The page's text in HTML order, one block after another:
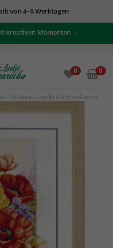
von 4–8 Werktagen
kreativen Momenten →
0 0
> Stickpackung Bild Mohnblumen